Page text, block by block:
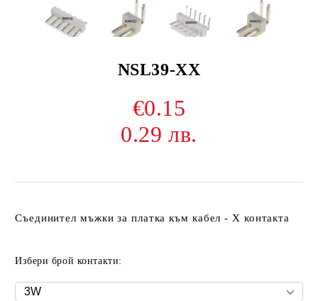
NSL39-XX
€0.15
0.29 лв.
Съединител мъжки за платка към кабел - X контакта
Избери брой контакти: